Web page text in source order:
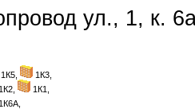
ул., 1, к.
1К5,
1К3,
1К2,
1К1,
1К6А,